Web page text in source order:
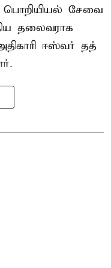
பொறியியல் சேவை
தலைவராக
ஈஸ்வர் தத்